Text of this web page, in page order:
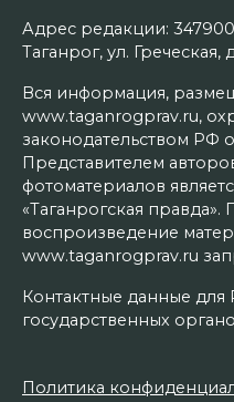
Адрес редакции:
Таганрог, ул. Греческая,
Вся информация,
www.taganrogprav.ru,
законодательством РФ
Представителем
фотоматериалов
«Таганрогская
воспроизведение
www.taganrogprav.ru
Контактные данные
государственных
Политика